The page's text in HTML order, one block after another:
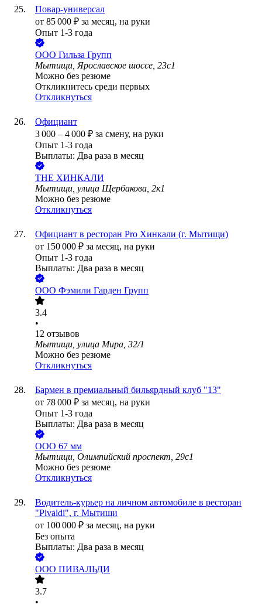
Повар-универсал
от 85 000 ₽ за месяц, на руки
Опыт 1-3 года
ООО Гильза Групп
Мытищи, Ярославское шоссе, 23с1
Можно без резюме
Откликнитесь среди первых
Откликнуться
Официант
3 000 – 4 000 ₽ за смену, на руки
Опыт 1-3 года
Выплаты: Два раза в месяц
ТНЕ ХИНКАЛИ
Мытищи, улица Щербакова, 2к1
Можно без резюме
Откликнуться
Официант в ресторан Pro Хинкали (г. Мытищи)
от 150 000 ₽ за месяц, на руки
Опыт 1-3 года
Выплаты: Два раза в месяц
ООО Фэмили Гарден Групп
3.4
•
12 отзывов
Мытищи, улица Мира, 32/1
Можно без резюме
Откликнуться
Бармен в премиальный бильярдный клуб "13"
от 78 000 ₽ за месяц, на руки
Опыт 1-3 года
Выплаты: Два раза в месяц
ООО 67 мм
Мытищи, Олимпийский проспект, 29с1
Можно без резюме
Откликнуться
Водитель-курьер на личном автомобиле в ресторан
"Pivaldi", г. Мытищи
от 100 000 ₽ за месяц, на руки
Без опыта
Выплаты: Два раза в месяц
ООО ПИВАЛЬДИ
3.7
•